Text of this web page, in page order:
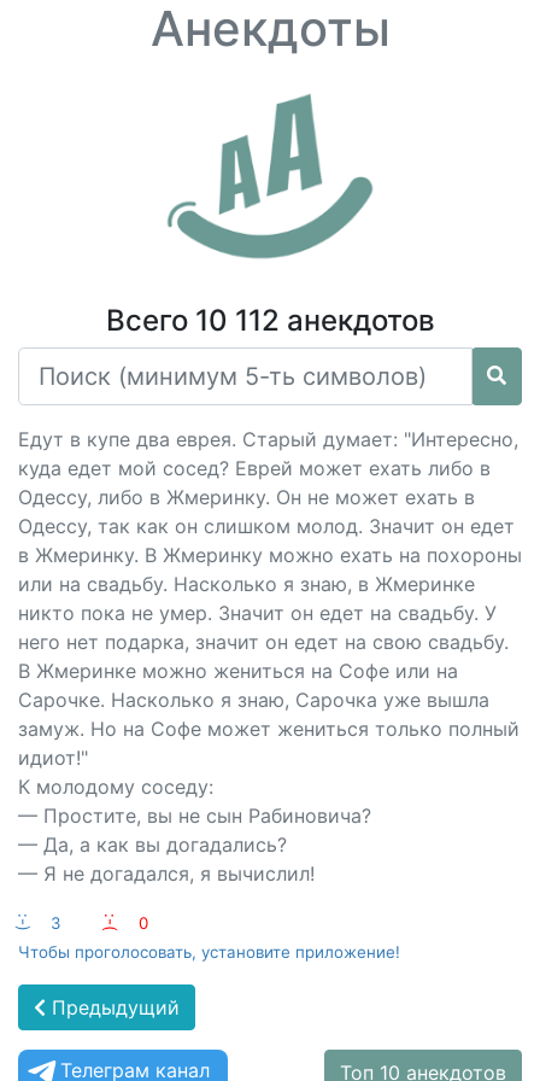
Анекдоты
Всего 10 112 анекдотов
Едут в купе два еврея. Старый думает: "Интересно,
куда едет мой сосед? Еврей может ехать либо в
Одессу, либо в Жмеринку. Он не может ехать в
Одессу, так как он слишком молод. Значит он едет
в Жмеринку. В Жмеринку можно ехать на похороны
или на свадьбу. Насколько я знаю, в Жмеринке
никто пока не умер. Значит он едет на свадьбу. У
него нет подарка, значит он едет на свою свадьбу.
В Жмеринке можно жениться на Софе или на
Сарочке. Насколько я знаю, Сарочка уже вышла
замуж. Но на Софе может жениться только полный
идиот!"
К молодому соседу:
— Простите, вы не сын Рабиновича?
— Да, а как вы догадались?
— Я не догадался, я вычислил!
:-) 3 :-(
0
Чтобы проголосовать, установите приложение!
Предыдущий
Телеграм канал Топ 10 анекдотов